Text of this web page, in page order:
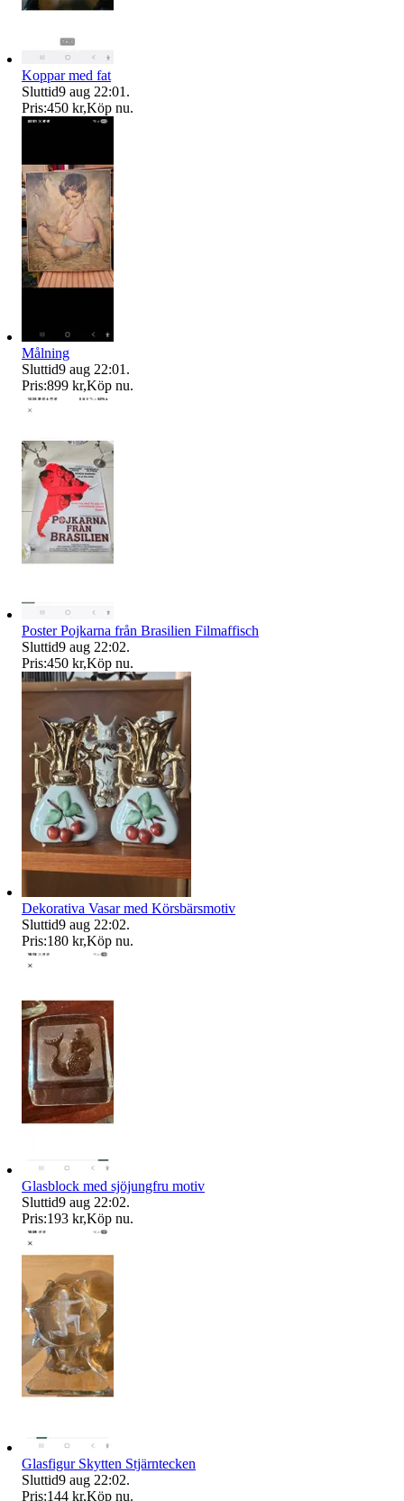
Koppar med fat
Sluttid9 aug 22:01 .
Pris:450 kr,Köp nu.
Målning
Sluttid9 aug 22:01 .
Pris:899 kr,Köp nu.
Poster Pojkarna från Brasilien Filmaffisch
Sluttid9 aug 22:02.
Pris:450 kr,Köp nu.
Dekorativa Vasar med Körsbärsmotiv
Sluttid9 aug 22:02.
Pris:180 kr,Köp nu.
Glasblock med sjöjungfru motiv
Sluttid9 aug 22:02.
Pris:193 kr,Köp nu.
Glasfigur Skytten Stjärntecken
Sluttid9 aug 22:02.
Pris:144 kr,Köp nu.